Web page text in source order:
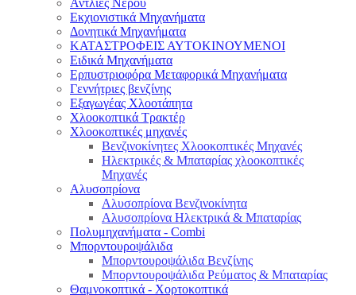
Αντλίες Νερού
Εκχιονιστικά Μηχανήματα
Δονητικά Μηχανήματα
ΚΑΤΑΣΤΡΟΦΕΙΣ ΑΥΤΟΚΙΝΟΥΜΕΝΟΙ
Ειδικά Μηχανήματα
Eρπυστριοφόρα Μεταφορικά Μηχανήματα
Γεννήτριες βενζίνης
Εξαγωγέας Χλοοτάπητα
Χλοοκοπτικά Τρακτέρ
Χλοοκοπτικές μηχανές
Βενζινοκίνητες Χλοοκοπτικές Μηχανές
Ηλεκτρικές & Μπαταρίας χλοοκοπτικές
Μηχανές
Αλυσοπρίονα
Αλυσοπρίονα Βενζινοκίνητα
Αλυσοπρίονα Ηλεκτρικά & Μπαταρίας
Πολυμηχανήματα - Combi
Μπορντουροψάλιδα
Μπορντουροψάλιδα Βενζίνης
Μπορντουροψάλιδα Ρεύματος & Μπαταρίας
Θαμνοκοπτικά - Χορτοκοπτικά